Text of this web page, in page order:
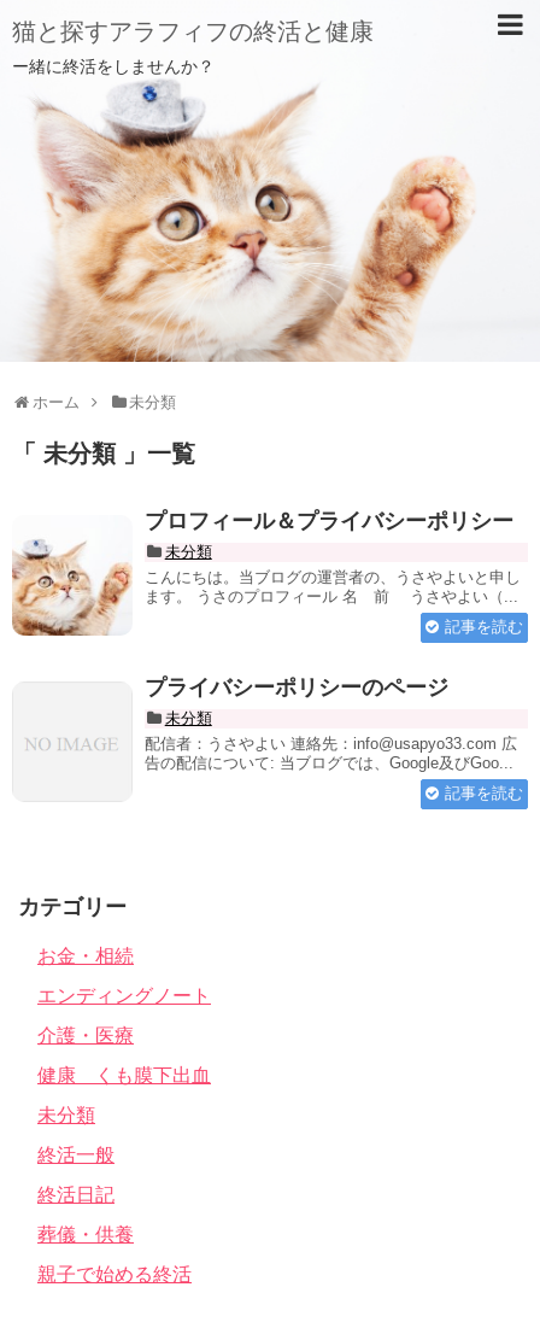
猫と探すアラフィフの終活と健康
ー緒に終活をしませんか？
ホーム 未分類
「 未分類 」一覧
プロフィール＆プライバシーポリシー
未分類
こんにちは。当ブログの運営者の、うさやよいと申し
ます。 うさのプロフィール 名 前 うさやよい（...
記事を読む
プライバシーポリシーのページ
未分類
配信者：うさやよい 連絡先：info@usapyo33.com 広
告の配信について: 当ブログでは、Google及びGoo...
記事を読む
カテゴリー
お金・相続
エンディングノート
介護・医療
健康 くも膜下出血
未分類
終活一般
終活日記
葬儀・供養
親子で始める終活